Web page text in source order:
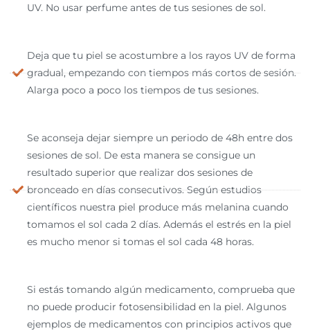
UV. No usar perfume antes de tus sesiones de sol.
Deja que tu piel se acostumbre a los rayos UV de forma
gradual, empezando con tiempos más cortos de sesión.
Alarga poco a poco los tiempos de tus sesiones.
Se aconseja dejar siempre un periodo de 48h entre dos
sesiones de sol. De esta manera se consigue un
resultado superior que realizar dos sesiones de
bronceado en días consecutivos. Según estudios
científicos nuestra piel produce más melanina cuando
tomamos el sol cada 2 días. Además el estrés en la piel
es mucho menor si tomas el sol cada 48 horas.
Si estás tomando algún medicamento, comprueba que
no puede producir fotosensibilidad en la piel. Algunos
ejemplos de medicamentos con principios activos que